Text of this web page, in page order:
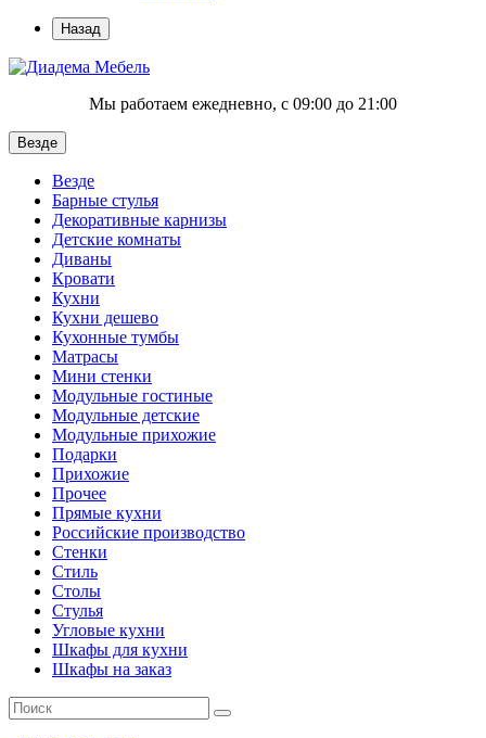
Назад
Мы работаем ежедневно, с 09:00 до 21:00
Везде
Везде
Барные стулья
Декоративные карнизы
Детские комнаты
Диваны
Кровати
Кухни
Кухни дешево
Кухонные тумбы
Матрасы
Мини стенки
Модульные гостиные
Модульные детские
Модульные прихожие
Подарки
Прихожие
Прочее
Прямые кухни
Российские производство
Стенки
Стиль
Столы
Стулья
Угловые кухни
Шкафы для кухни
Шкафы на заказ